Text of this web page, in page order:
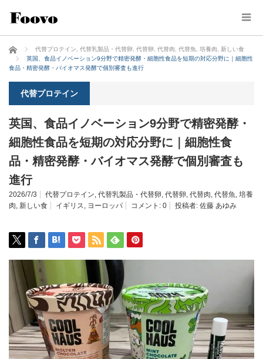
ホーム 代替プロテイン 代替乳製品・代替卵 代替卵 代替肉 代替魚 培養肉
新しい食
英国、食品イノベーション9分野で精密発酵・細胞性食品を短期の対応分野に｜細胞性
食品・精密発酵・バイオマス発酵で個別審査も進行
代替プロテイン
英国、食品イノベーション9分野で精密発酵・
細胞性食品を短期の対応分野に｜細胞性食
品・精密発酵・バイオマス発酵で個別審査も
進行
2026/7/3 代替プロテイン, 代替乳製品・代替卵, 代替卵, 代替肉, 代替魚, 培養
肉, 新しい食 イギリス, ヨーロッパ コメント: 0 投稿者: 佐藤 あゆみ